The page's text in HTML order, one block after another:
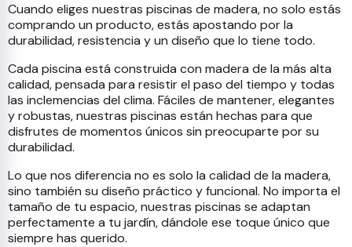
Cuando eliges nuestras piscinas de madera, no solo estás
comprando un producto, estás apostando por la
durabilidad, resistencia y un diseño que lo tiene todo.
Cada piscina está construida con madera de la más alta
calidad, pensada para resistir el paso del tiempo y todas
las inclemencias del clima. Fáciles de mantener, elegantes
y robustas, nuestras piscinas están hechas para que
disfrutes de momentos únicos sin preocuparte por su
durabilidad.
Lo que nos diferencia no es solo la calidad de la madera,
sino también su diseño práctico y funcional. No importa el
tamaño de tu espacio, nuestras piscinas se adaptan
perfectamente a tu jardín, dándole ese toque único que
siempre has querido.